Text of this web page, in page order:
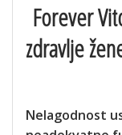
Forever
zdravlje
Nelagodnost